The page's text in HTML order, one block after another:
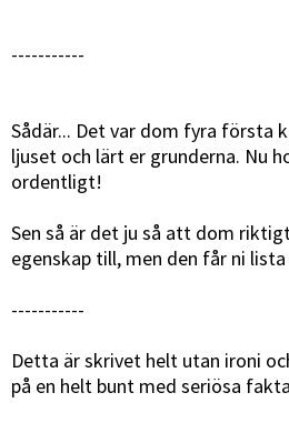
-----------
Sådär... Det var dom fyra första
ljuset och lärt er grunderna. Nu
ordentligt!
Sen så är det ju så att dom
egenskap till, men den får ni
-----------
Detta är skrivet helt utan ironi
på en helt bunt med seriösa